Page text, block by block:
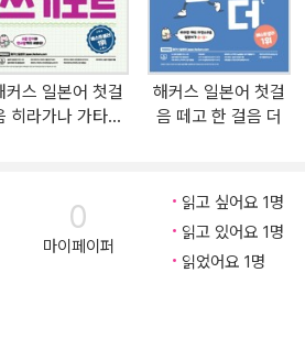
게 말하게 됩니다. 2) 문형 탐구 난
빼고, 말할 때 알아두면 좋을 기본적인 포
할 수 있습니다. 3) 실생활 회화
터들의 대화를 통해, 앞서 익힌 문형과 단
니다. 3. 배운 것을 내 것으
사용되는 긴 문장 표현을 자연스럽게 익
제로 복습 및 정리하고, 실제 JLPT 시험
며 시험 대비까지 할 수 있습니다. 4. 문
커스 일본어 첫걸
히라가나 가타카
해커스 일본어 첫걸
음 떼고 한 걸음 더
0
마이페이퍼
읽고 싶어요 1명
읽고 있어요 1명
읽었어요 1명